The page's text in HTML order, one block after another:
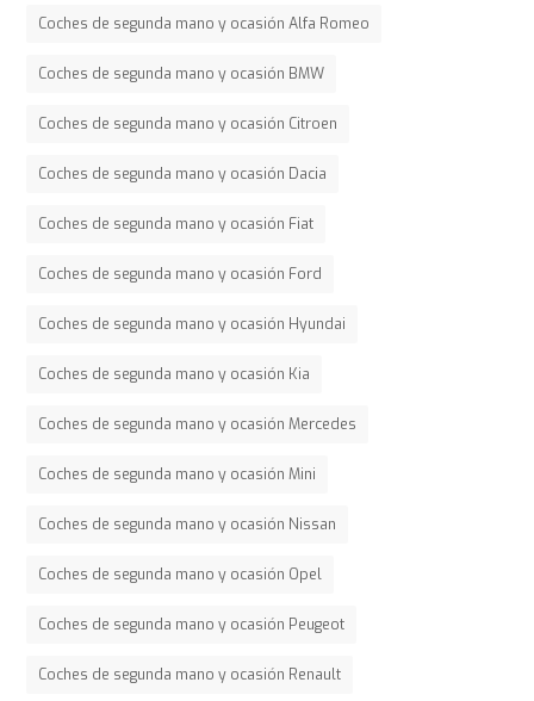
Coches de segunda mano y ocasión Alfa Romeo
Coches de segunda mano y ocasión BMW
Coches de segunda mano y ocasión Citroen
Coches de segunda mano y ocasión Dacia
Coches de segunda mano y ocasión Fiat
Coches de segunda mano y ocasión Ford
Coches de segunda mano y ocasión Hyundai
Coches de segunda mano y ocasión Kia
Coches de segunda mano y ocasión Mercedes
Coches de segunda mano y ocasión Mini
Coches de segunda mano y ocasión Nissan
Coches de segunda mano y ocasión Opel
Coches de segunda mano y ocasión Peugeot
Coches de segunda mano y ocasión Renault